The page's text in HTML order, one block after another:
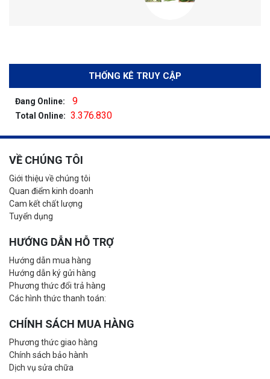
THỐNG KÊ TRUY CẬP
Đang Online: 9
Total Online: 3.376.830
VỀ CHÚNG TÔI
Giới thiệu về chúng tôi
Quan điểm kinh doanh
Cam kết chất lượng
Tuyển dụng
HƯỚNG DẪN HỖ TRỢ
Hướng dẫn mua hàng
Hướng dẫn ký gửi hàng
Phương thức đổi trả hàng
Các hình thức thanh toán:
CHÍNH SÁCH MUA HÀNG
Phương thức giao hàng
Chính sách bảo hành
Dịch vụ sửa chữa